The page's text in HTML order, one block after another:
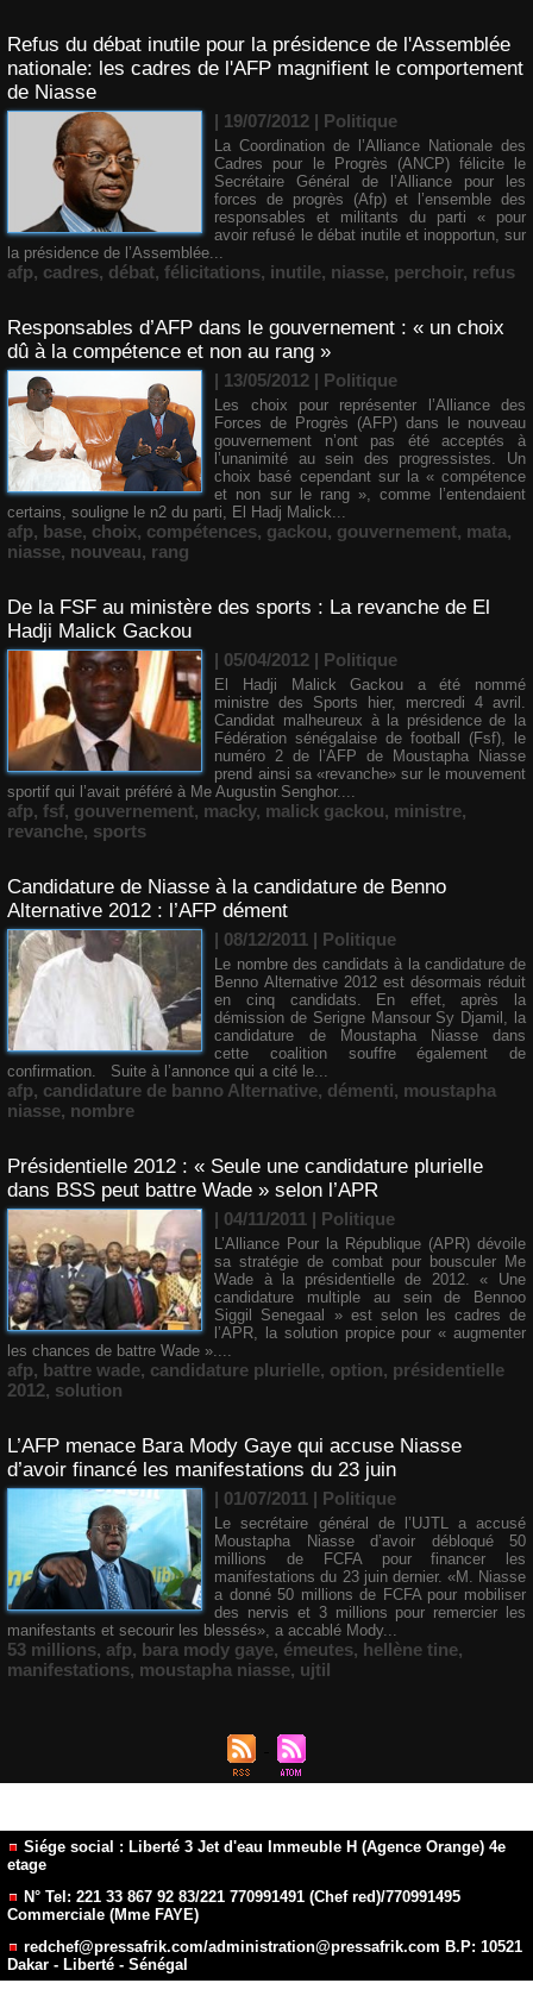
Refus du débat inutile pour la présidence de l'Assemblée
nationale: les cadres de l'AFP magnifient le comportement
de Niasse
| 19/07/2012 | Politique
La Coordination de l’Alliance Nationale des
Cadres pour le Progrès (ANCP) félicite le
Secrétaire Général de l’Alliance pour les
forces de progrès (Afp) et l’ensemble des
responsables et militants du parti « pour
avoir refusé le débat inutile et inopportun, sur
la présidence de l’Assemblée...
afp, cadres, débat, félicitations, inutile, niasse, perchoir, refus
Responsables d’AFP dans le gouvernement : « un choix
dû à la compétence et non au rang »
| 13/05/2012 | Politique
Les choix pour représenter l’Alliance des
Forces de Progrès (AFP) dans le nouveau
gouvernement n’ont pas été acceptés à
l’unanimité au sein des progressistes. Un
choix basé cependant sur la « compétence
et non sur le rang », comme l’entendaient
certains, souligne le n2 du parti, El Hadj Malick...
afp, base, choix, compétences, gackou, gouvernement, mata,
niasse, nouveau, rang
De la FSF au ministère des sports : La revanche de El
Hadji Malick Gackou
| 05/04/2012 | Politique
El Hadji Malick Gackou a été nommé
ministre des Sports hier, mercredi 4 avril.
Candidat malheureux à la présidence de la
Fédération sénégalaise de football (Fsf), le
numéro 2 de l’AFP de Moustapha Niasse
prend ainsi sa «revanche» sur le mouvement
sportif qui l’avait préféré à Me Augustin Senghor....
afp, fsf, gouvernement, macky, malick gackou, ministre,
revanche, sports
Candidature de Niasse à la candidature de Benno
Alternative 2012 : l’AFP dément
| 08/12/2011 | Politique
Le nombre des candidats à la candidature de
Benno Alternative 2012 est désormais réduit
en cinq candidats. En effet, après la
démission de Serigne Mansour Sy Djamil, la
candidature de Moustapha Niasse dans
cette coalition souffre également de
confirmation. Suite à l’annonce qui a cité le...
afp, candidature de banno Alternative, démenti, moustapha
niasse, nombre
Présidentielle 2012 : « Seule une candidature plurielle
dans BSS peut battre Wade » selon l’APR
| 04/11/2011 | Politique
L’Alliance Pour la République (APR) dévoile
sa stratégie de combat pour bousculer Me
Wade à la présidentielle de 2012. « Une
candidature multiple au sein de Bennoo
Siggil Senegaal » est selon les cadres de
l’APR, la solution propice pour « augmenter
les chances de battre Wade »....
afp, battre wade, candidature plurielle, option, présidentielle
2012, solution
L’AFP menace Bara Mody Gaye qui accuse Niasse
d’avoir financé les manifestations du 23 juin
| 01/07/2011 | Politique
Le secrétaire général de l’UJTL a accusé
Moustapha Niasse d’avoir débloqué 50
millions de FCFA pour financer les
manifestations du 23 juin dernier. «M. Niasse
a donné 50 millions de FCFA pour mobiliser
des nervis et 3 millions pour remercier les
manifestants et secourir les blessés», a accablé Mody...
53 millions, afp, bara mody gaye, émeutes, hellène tine,
manifestations, moustapha niasse, ujtil
Siége social : Liberté 3 Jet d'eau Immeuble H (Agence Orange) 4e
etage
N° Tel: 221 33 867 92 83/221 770991491 (Chef red)/770991495
Commerciale (Mme FAYE)
redchef@pressafrik.com/administration@pressafrik.com B.P: 10521
Dakar - Liberté - Sénégal